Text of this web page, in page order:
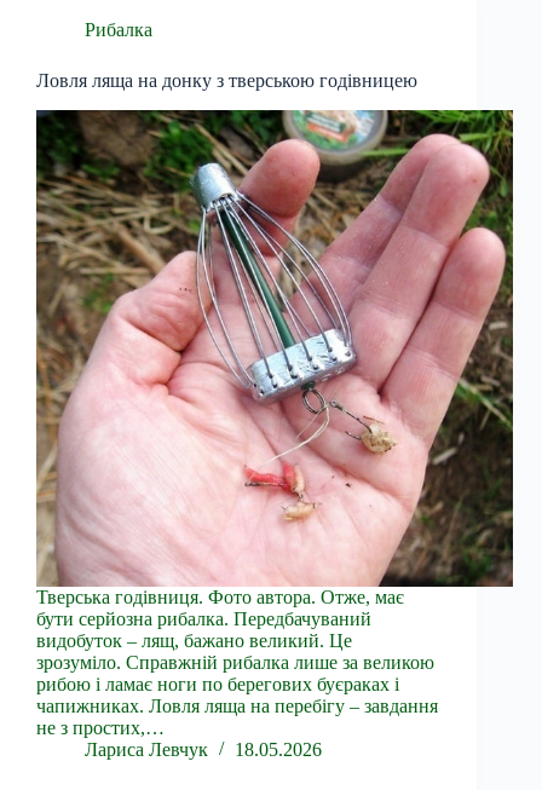
Рибалка
Ловля ляща на донку з тверською годівницею
Тверська годівниця. Фото автора. Отже, має
бути серйозна рибалка. Передбачуваний
видобуток – лящ, бажано великий. Це
зрозуміло. Справжній рибалка лише за великою
рибою і ламає ноги по берегових буєраках і
чапижниках. Ловля ляща на перебігу – завдання
не з простих,…
Лариса Левчук
18.05.2026